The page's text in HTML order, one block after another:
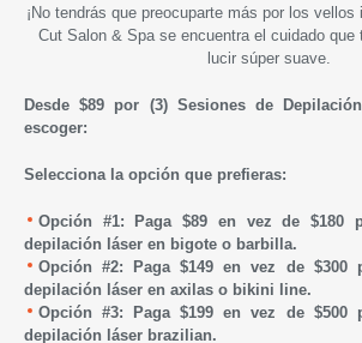
¡No tendrás que preocuparte más por los
Cut Salon & Spa se encuentra el cuidado que
lucir súper suave.
Desde $89 por (3)Sesiones de
escoger:
Selecciona la opción que prefieras:
Opción #1: Paga $89 en vez de $180
depilación láser en bigote o barbilla.
Opción #2: Paga $149 en vez de $300
depilación láser en axilas o bikini line.
Opción #3: Paga $199 en vez de $500
depilación láser brazilian.